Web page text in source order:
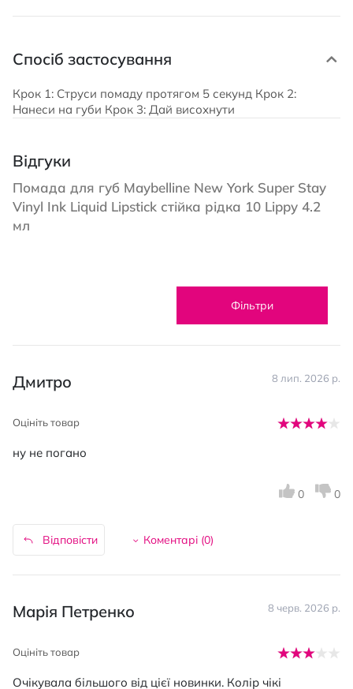
Спосіб застосування
Крок 1: Струси помаду протягом 5 секунд Крок 2:
Нанеси на губи Крок 3: Дай висохнути
Відгуки
Помада для губ Maybelline New York Super Stay
Vinyl Ink Liquid Lipstick стійка рідка 10 Lippy 4.2
мл
Фільтри
Дмитро 8 лип. 2026 р.
Оцініть товар
ну не погано
Відповісти Коментарі (0)
0 0
Марія Петренко 8 черв. 2026 р.
Оцініть товар
Очікувала більшого від цієї новинки. Колір чікі